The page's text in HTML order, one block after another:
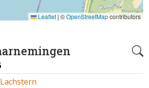
Lachstern
Leaflet | ©OpenStreetMapcontributors